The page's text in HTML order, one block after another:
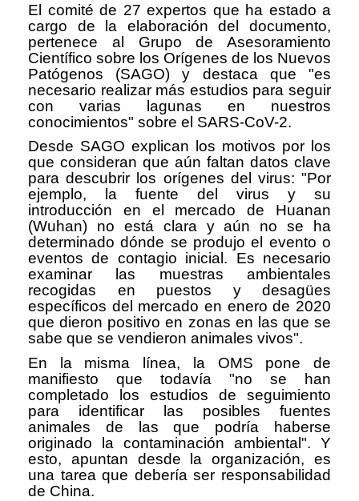
El comité de 27 expertos que ha estado a
cargo de la elaboración del documento,
pertenece al Grupo de Asesoramiento
Científico sobre los Orígenes de los Nuevos
Patógenos (SAGO) y destaca que "es
necesario realizar más estudios para seguir
con varias lagunas en nuestros
conocimientos" sobre el SARS-CoV-2.
Desde SAGO explican los motivos por los
que consideran que aún faltan datos clave
para descubrir los orígenes del virus: "Por
ejemplo, la fuente del virus y su
introducción en el mercado de Huanan
(Wuhan) no está clara y aún no se ha
determinado dónde se produjo el evento o
eventos de contagio inicial. Es necesario
examinar las muestras ambientales
recogidas en puestos y desagües
específicos del mercado en enero de 2020
que dieron positivo en zonas en las que se
sabe que se vendieron animales vivos".
En la misma línea, la OMS pone de
manifiesto que todavía "no se han
completado los estudios de seguimiento
para identificar las posibles fuentes
animales de las que podría haberse
originado la contaminación ambiental". Y
esto, apuntan desde la organización, es
una tarea que debería ser responsabilidad
de China.